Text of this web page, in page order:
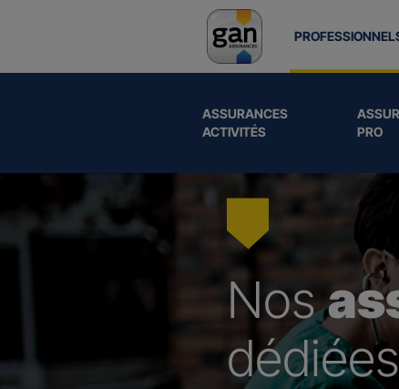
ASSURANCES
ACTIVITÉS
PRO
Nos